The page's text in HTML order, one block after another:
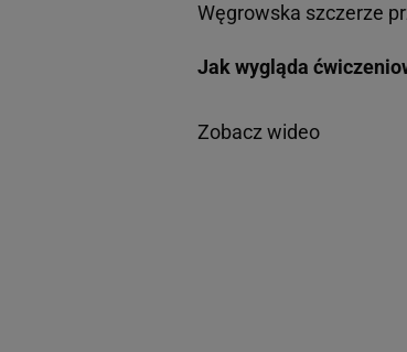
Węgrowska szczerze
Jak wygląda
Zobacz wideo